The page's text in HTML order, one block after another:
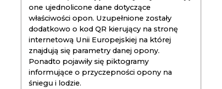
one ujednolicone dane dotyczące
właściwości opon. Uzupełnione zostały
dodatkowo o kod QR kierujący na stronę
internetową Unii Europejskiej na której
znajdują się parametry danej opony.
Ponadto pojawiły się piktogramy
informujące o przyczepności opony na
śniegu i lodzie.